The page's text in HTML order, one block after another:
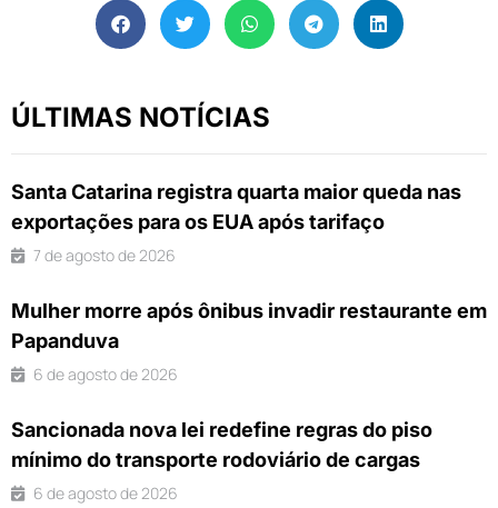
ÚLTIMAS NOTÍCIAS
Santa Catarina registra quarta maior queda nas
exportações para os EUA após tarifaço
7 de agosto de 2026
Mulher morre após ônibus invadir restaurante em
Papanduva
6 de agosto de 2026
Sancionada nova lei redefine regras do piso
mínimo do transporte rodoviário de cargas
6 de agosto de 2026